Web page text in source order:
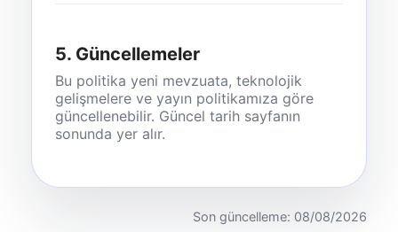
5. Güncellemeler
Bu politika yeni mevzuata, teknolojik
gelişmelere ve yayın politikamıza göre
güncellenebilir. Güncel tarih sayfanın
sonunda yer alır.
Son güncelleme: 08/08/2026